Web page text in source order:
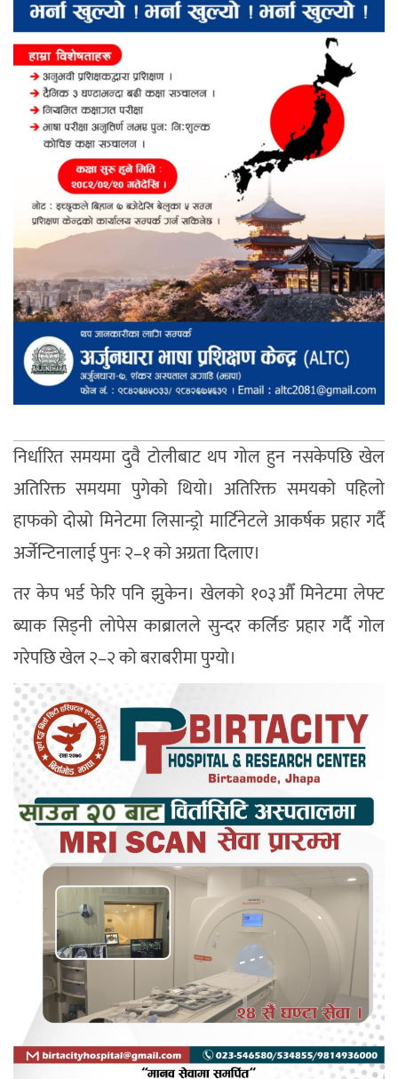
निर्धारित समयमा दुवै टोलीबाट थप गोल हुन नसकेपछि खेल
अतिरिक्त समयमा पुगेको थियो। अतिरिक्त समयको पहिलो
हाफको दोस्रो मिनेटमा लिसान्ड्रो मार्टिनेटले आकर्षक प्रहार गर्दै
अर्जेन्टिनालाई पुनः २–१ को अग्रता दिलाए।
तर केप भर्ड फेरि पनि झुकेन। खेलको १०३औँ मिनेटमा लेफ्ट
ब्याक सिड्नी लोपेस काब्रालले सुन्दर कर्लिङ प्रहार गर्दै गोल
गरेपछि खेल २–२ को बराबरीमा पुग्यो।